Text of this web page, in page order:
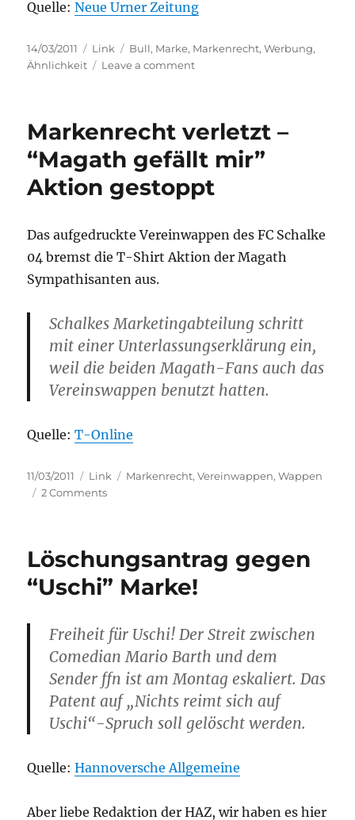
Quelle:Neue Urner Zeitung
Posted
on
14/03/2011 Categories
Link Tags
Bull, Marke, Markenrecht,Werbung,
Ähnlichkeit
Leave a commenton
Gruenbull
Markenrecht verletzt –
“Magath gefällt mir”
Aktion gestoppt
Das aufgedruckte Vereinwappen des FC Schalke
04 bremst die T-Shirt Aktion der Magath
Sympathisanten aus.
Schalkes Marketingabteilung schritt
mit einer Unterlassungserklärung ein,
weil die beiden Magath-Fans auch das
Vereinswappen benutzt hatten.
Quelle:T-Online
Posted
on
11/03/2011 Categories
Link Tags
Markenrecht,Vereinwappen,Wappen
2 Commentson
“Magath
gefällt
mir”
gestoppt
Löschungsantrag gegen
“Uschi” Marke!
Freiheit für Uschi! Der Streit zwischen
Comedian Mario Barth und dem
Sender ffn ist am Montag eskaliert. Das
Patent auf „Nichts reimt sich auf
Uschi“-Spruch soll gelöscht werden.
Quelle:Hannoversche Allgemeine
Aber liebe Redaktion der HAZ, wir haben es hier